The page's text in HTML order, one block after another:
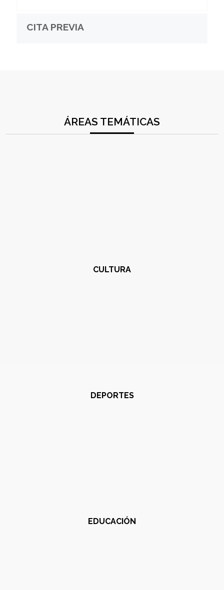
CITA PREVIA
ÁREAS TEMÁTICAS
CULTURA
DEPORTES
EDUCACIÓN